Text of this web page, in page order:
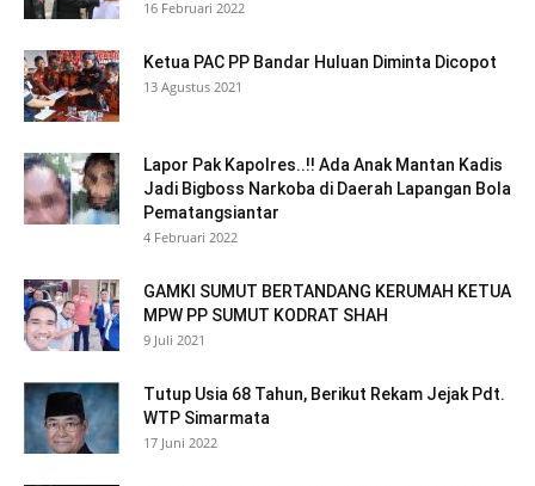
16 Februari 2022
Ketua PAC PP Bandar Huluan Diminta Dicopot
13 Agustus 2021
Lapor Pak Kapolres..!! Ada Anak Mantan Kadis
Jadi Bigboss Narkoba di Daerah Lapangan Bola
Pematangsiantar
4 Februari 2022
GAMKI SUMUT BERTANDANG KERUMAH KETUA
MPW PP SUMUT KODRAT SHAH
9 Juli 2021
Tutup Usia 68 Tahun, Berikut Rekam Jejak Pdt.
WTP Simarmata
17 Juni 2022